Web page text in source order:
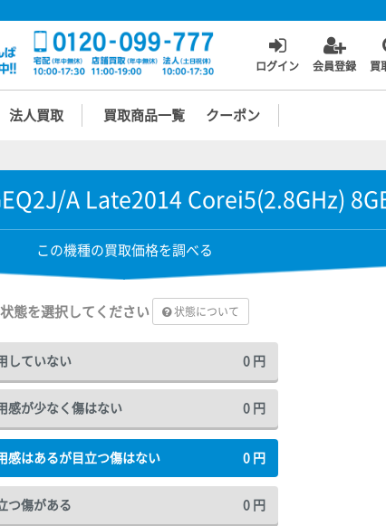
ログイン 会員登録 買
法人買取 買取商品一覧 クーポン
A Late2014 Corei5(2.8GHz)
この機種の買取価格を調べる
状態を選択してください 状態について
していない 0 円
感が少なく傷はない 0 円
感はあるが目立つ傷はない 0 円
つ傷がある 0 円